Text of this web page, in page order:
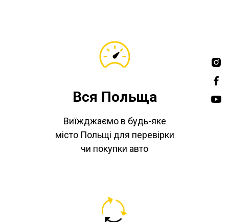
Вся Польща
Виїжджаємо в будь-яке
місто Польщі для перевірки
чи покупки авто